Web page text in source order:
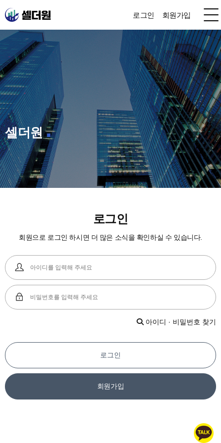
로그인 회원가입
셀더원
로그인
회원으로 로그인 하시면 더 많은 소식을 확인하실 수 있습니다.
아이디 · 비밀번호 찾기
로그인
회원가입